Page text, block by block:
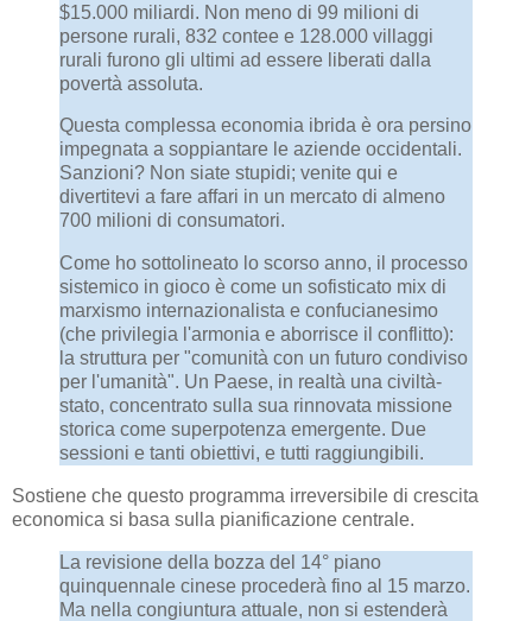
$15.000 miliardi. Non meno di 99 milioni di
persone rurali, 832 contee e 128.000 villaggi
rurali furono gli ultimi ad essere liberati dalla
povertà assoluta.
Questa complessa economia ibrida è ora persino
impegnata a soppiantare le aziende occidentali.
Sanzioni? Non siate stupidi; venite qui e
divertitevi a fare affari in un mercato di almeno
700 milioni di consumatori.
Come ho sottolineato lo scorso anno, il processo
sistemico in gioco è come un sofisticato mix di
marxismo internazionalista e confucianesimo
(che privilegia l'armonia e aborrisce il conflitto):
la struttura per "comunità con un futuro condiviso
per l'umanità". Un Paese, in realtà una civiltà-
stato, concentrato sulla sua rinnovata missione
storica come superpotenza emergente. Due
sessioni e tanti obiettivi, e tutti raggiungibili.
Sostiene che questo programma irreversibile di crescita
economica si basa sulla pianificazione centrale.
La revisione della bozza del 14° piano
quinquennale cinese procederà fino al 15 marzo.
Ma nella congiuntura attuale, non si estenderà